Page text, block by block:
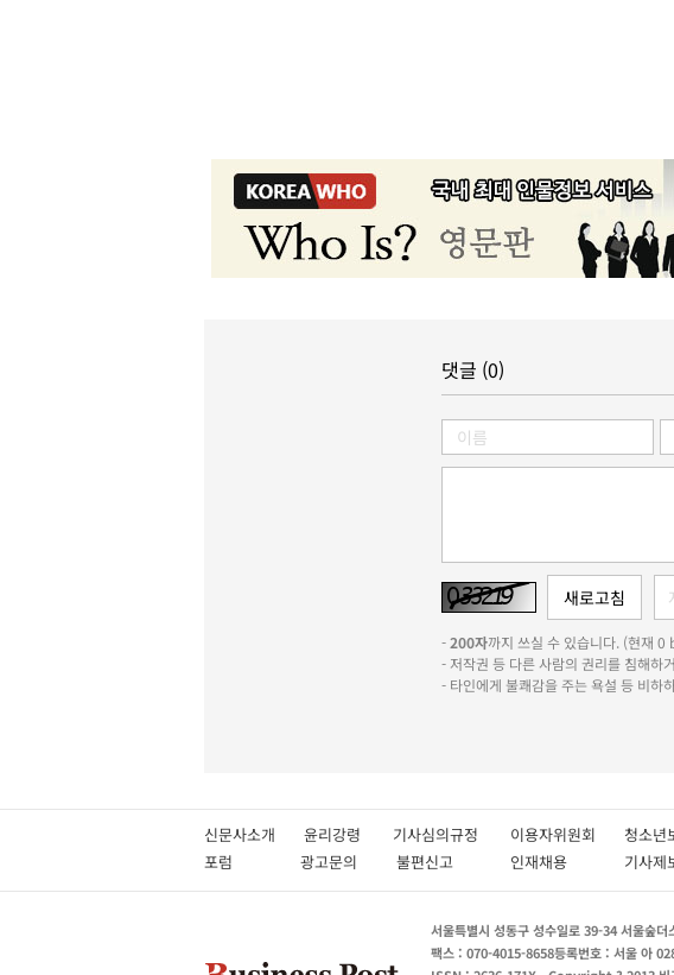
댓글 (0)
-200자까지 쓰실 수 있습니다. (현재
- 저작권 등 다른 사람의 권리를 침해하
- 타인에게 불쾌감을 주는 욕설 등 비하
신문사소개 윤리강령 기사심의규정 이용자위원회 청소
포럼
광고문의 불편신고 인재채용 기사
서울특별시 성동구 성수일로 39-34 서울숲
팩스 : 070-4015-8658등록번호 : 서울 아